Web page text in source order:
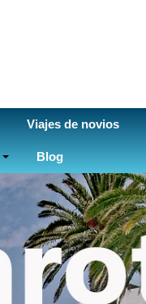
Viajes de novios
Blog